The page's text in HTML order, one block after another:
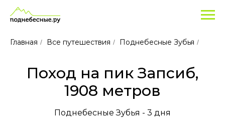
Главная / Все путешествия / Поднебесные Зубья /
Поход на пик Запсиб,
1908 метров
Поднебесные Зубья - 3 дня